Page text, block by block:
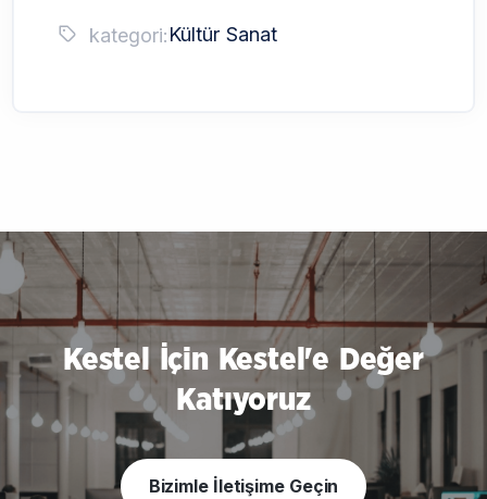
kategori:Kültür Sanat
Kestel İçin Kestel'e Değer
Katıyoruz
Bizimle İletişime Geçin